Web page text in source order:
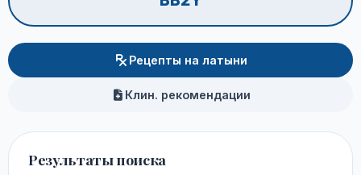
Рецепты на латыни
Клин. рекомендации
Результаты поиска